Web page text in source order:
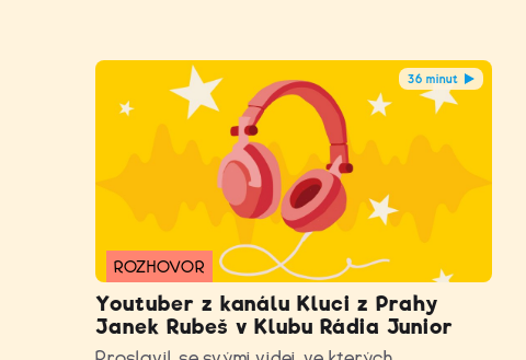
36 minut
ROZHOVOR
Youtuber z kanálu Kluci z Prahy
Janek Rubeš v Klubu Rádia Junior